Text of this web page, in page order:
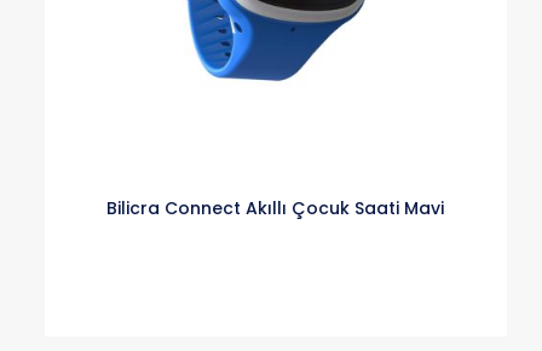
Bilicra Connect Akıllı Çocuk Saati Mavi